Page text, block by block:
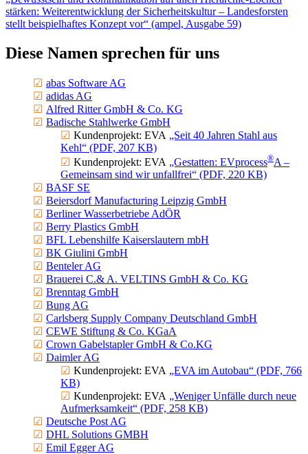
stärken: Weiter­ent­wicklung der Sicher­heits­kultur – Landes­forsten
stellt beispiel­haftes Konzept vor“ (ampel, Ausgabe 59)
Diese Namen sprechen für uns
abas Software AG
adidas AG
Alfred Ritter GmbH & Co. KG
Badische Stahl­werke GmbH
Kunden­projekt: EVA „Seit 40 Jahren Stahl aus
Kehl“ (PDF, 207 KB)
Kunden­projekt: EVA „Gestatten: EVprocess®A –
Gemeinsam sind wir unfallfrei“ (PDF, 220 KB)
BASF SE
Beiersdorf Manufac­turing Leipzig GmbH
Berliner Wasser­be­triebe AdÖR
Berry Plastics GmbH
BFL Lebens­hilfe Kaisers­lautern mbH
BK Giulini GmbH
Benteler AG
Brauerei C.& A. VELTINS GmbH & Co. KG
Brenntag GmbH
Bung AG
Carlsberg Supply Company Deutschland GmbH
CEWE Stiftung & Co. KGaA
Crown Gabel­stapler GmbH & Co.KG
Daimler AG
Kunden­projekt: EVA „EVA im Autobau“ (PDF, 766
KB)
Kunden­projekt: EVA „Weniger Unfälle durch neue
Aufmerk­samkeit“ (PDF, 258 KB)
Deutsche Post AG
DHL Solutions GMBH
Emil Egger AG